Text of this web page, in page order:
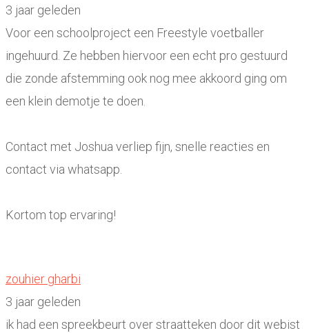
3 jaar geleden
Voor een schoolproject een Freestyle voetballer
ingehuurd. Ze hebben hiervoor een echt pro gestuurd
die zonde afstemming ook nog mee akkoord ging om
een klein demotje te doen.
Contact met Joshua verliep fijn, snelle reacties en
contact via whatsapp.
Kortom top ervaring!
zouhier gharbi
3 jaar geleden
ik had een spreekbeurt over straatteken door dit webist